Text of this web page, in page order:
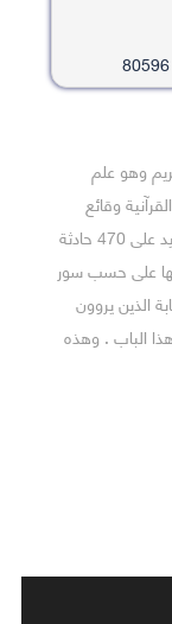
وهو علم
وقائع
نزلت فيها، وقد أورد فيه المصنف ما يزيد على 470 حادثة
لها على حسب سور
الذين يروون
الباب . وهذه